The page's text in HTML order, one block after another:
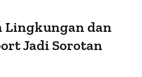
Lingkungan dan
Jadi Sorotan